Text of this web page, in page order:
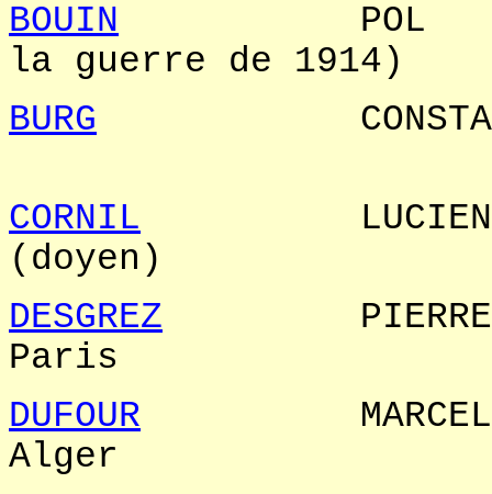
BOUIN POL
la guerre
BURG
CORNIL LUCIEN
DESGREZ
DUFOUR